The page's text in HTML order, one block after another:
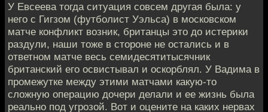
У Евсеева тогда ситуация совсем другая была: у
него с Гигзом (футболист Уэльса) в московском
матче конфликт возник, британцы это до истерики
раздули, наши тоже в стороне не остались и в
ответном матче весь семидесятитысячник
британский его освистывал и оскорблял. У Вадима в
промежутке между этими матчами какую-то
сложную операцию дочери делали и ее жизнь была
реально под угрозой. Вот и оцените на каких нервах